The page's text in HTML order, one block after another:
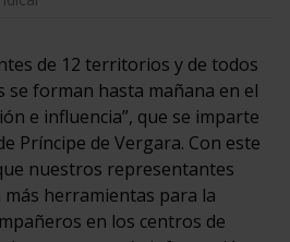
de 12 territorios y de todos
se forman hasta mañana en el
e influencia”, que se imparte
Príncipe de Vergara. Con este
nuestros representantes
herramientas para la
en los centros de